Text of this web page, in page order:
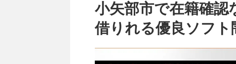
小矢部市で在籍確認
借りれる優良ソフト